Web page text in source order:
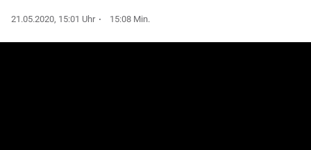
21.05.2020, 15:01 Uhr 15:08 Min.